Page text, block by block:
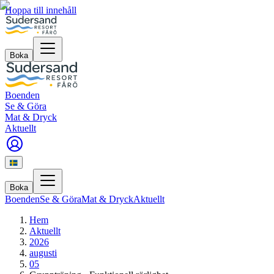
Hoppa till innehåll
Boka
Boenden
Se & Göra
Mat & Dryck
Aktuellt
Boka
BoendenSe & GöraMat & DryckAktuellt
Hem
Aktuellt
2026
augusti
05